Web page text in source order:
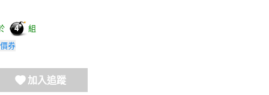
4
組
券
加入追蹤